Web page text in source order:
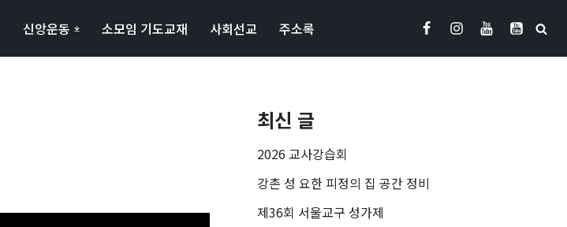
신앙운동 소모임 기도교재 사회선교 주소록
최신 글
2026 교사강습회
강촌 성 요한 피정의 집 공간 정비
제36회 서울교구 성가제